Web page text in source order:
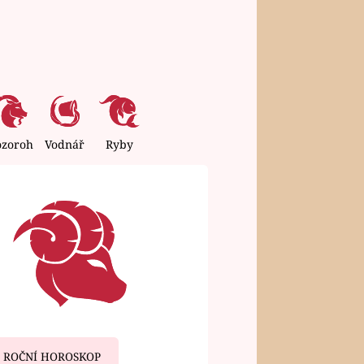
Vodnář Ryby
ROČNÍ HOROSKOP